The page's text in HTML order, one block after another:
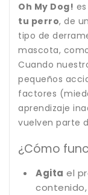
Oh My Dog!
tu perro, de
tipo de
mascota,
Cuando
pequeños
factores
aprendizaje
vuelven parte
¿Cómo
Agita el